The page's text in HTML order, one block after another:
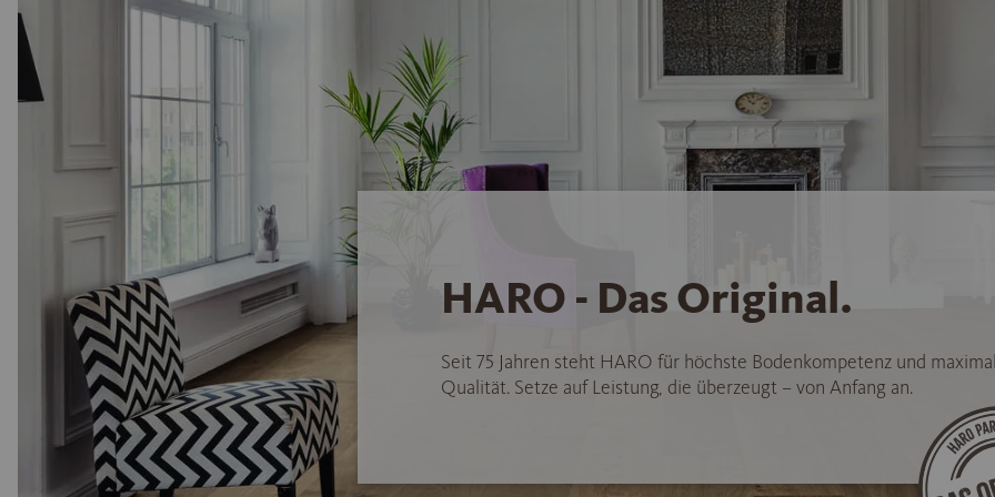
HARO - Das Original.
Seit 75 Jahren steht HARO für höchste Bodenkompetenz und
Qualität. Setze auf Leistung, die überzeugt – von Anfang an.